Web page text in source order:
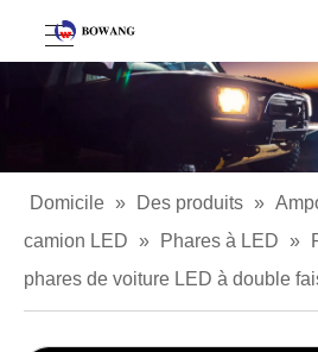
Domicile » Des produits »
camion LED » Phares à LED »
phares de voiture LED à double